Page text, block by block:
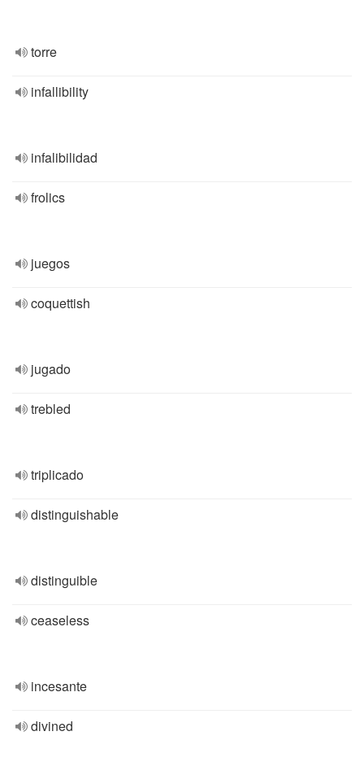
torre
infallibility
infalibilidad
frolics
juegos
coquettish
jugado
trebled
triplicado
distinguishable
distinguible
ceaseless
incesante
divined